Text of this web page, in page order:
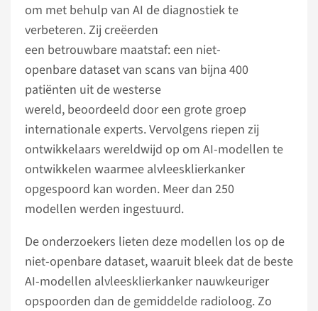
om met behulp van AI de diagnostiek te
verbeteren. Zij creëerden
een betrouwbare maatstaf: een niet-
openbare dataset van scans van bijna 400
patiënten uit de westerse
wereld, beoordeeld door een grote groep
internationale experts. Vervolgens riepen zij
ontwikkelaars wereldwijd op om AI-modellen te
ontwikkelen waarmee alvleesklierkanker
opgespoord kan worden. Meer dan 250
modellen werden ingestuurd.
De onderzoekers lieten deze modellen los op de
niet-openbare dataset, waaruit bleek dat de beste
AI-modellen alvleesklierkanker nauwkeuriger
opspoorden dan de gemiddelde radioloog. Zo